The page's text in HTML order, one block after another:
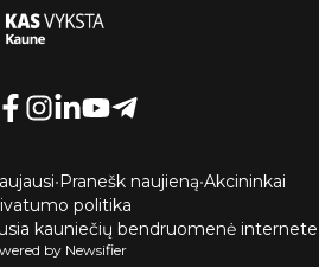
•Pranešk naujieną•Akcininkai
politika
kauniečių bendruomenė internete
by Newsifier